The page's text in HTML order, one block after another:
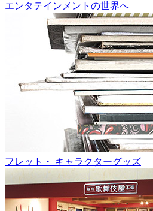
エンタテインメントの世界へ
フレット・ キャラクターグッズ